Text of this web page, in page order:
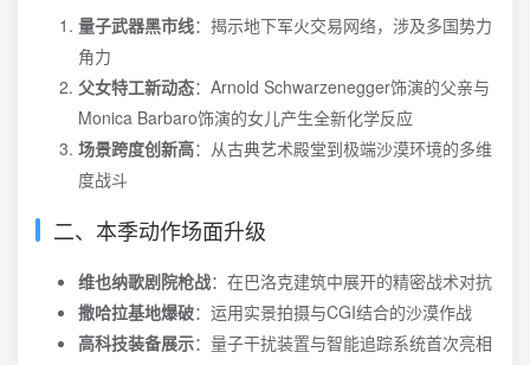
量子武器黑市线：揭示地下军火交易网络，涉及多国势力
角力
父女特工新动态：Arnold Schwarzenegger饰演的父亲与
Monica Barbaro饰演的女儿产生全新化学反应
场景跨度创新高：从古典艺术殿堂到极端沙漠环境的多维
度战斗
二、本季动作场面升级
维也纳歌剧院枪战：在巴洛克建筑中展开的精密战术对抗
撒哈拉基地爆破：运用实景拍摄与CGI结合的沙漠作战
高科技装备展示：量子干扰装置与智能追踪系统首次亮相